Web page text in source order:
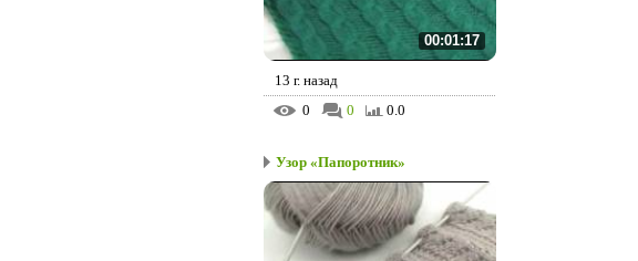
00:01:17
13 г. назад
0
0 0.0
Узор «Папоротник»